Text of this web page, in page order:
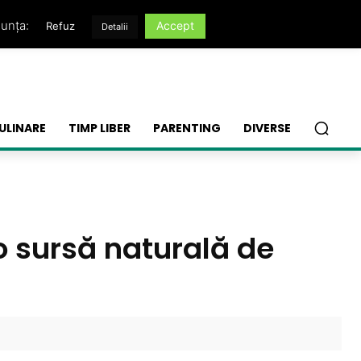
TIMP LIBER PARENTING DIVERSE
sursă naturală de
Refuz Detalii Accept